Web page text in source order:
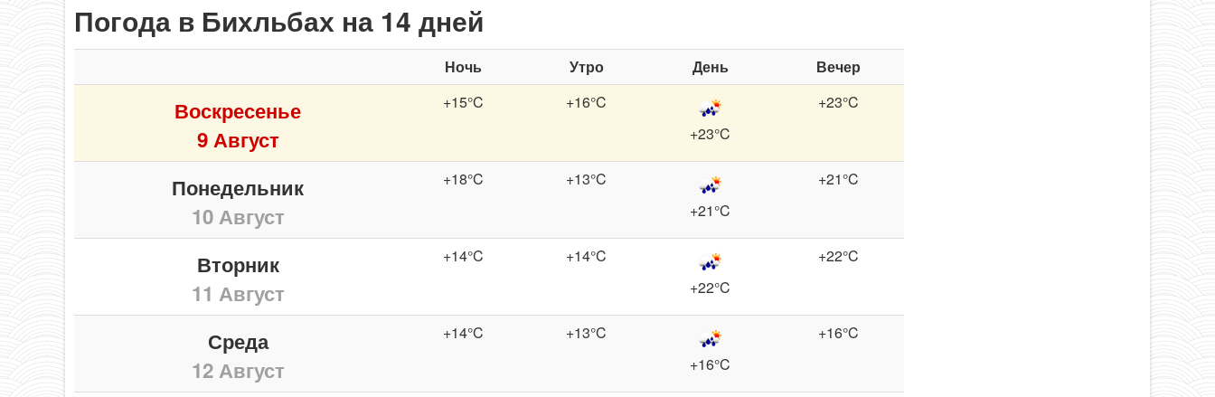
Погода в Бихльбах на 14 дней
Ночь Утро День Вечер
Воскресенье
9 Август
+15°C
+16°C
+23°C
+23°C
Понедельник
10 Август
+18°C
+13°C
+21°C
+21°C
Вторник
11 Август
+14°C
+14°C
+22°C
+22°C
Среда
12 Август
+14°C
+13°C
+16°C
+16°C